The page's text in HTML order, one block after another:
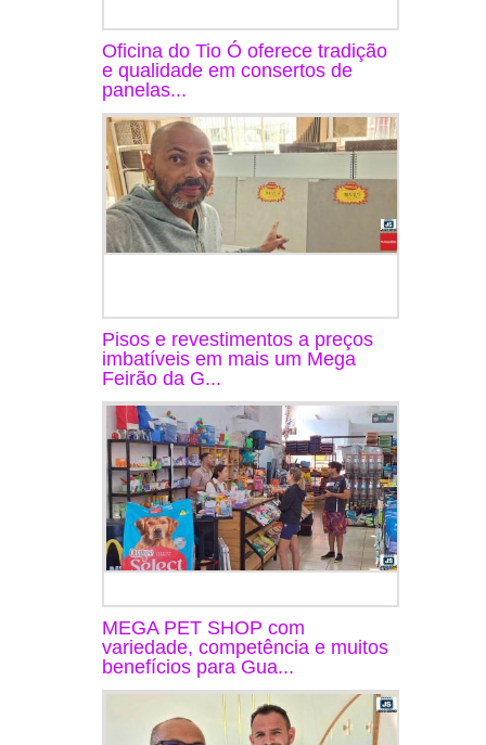
Oficina do Tio Ó oferece tradição
e qualidade em consertos de
panelas...
Pisos e revestimentos a preços
imbatíveis em mais um Mega
Feirão da G...
MEGA PET SHOP com
variedade, competência e muitos
benefícios para Gua...